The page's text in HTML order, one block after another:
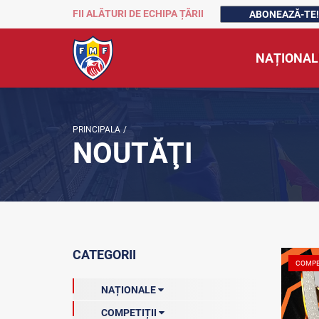
FII ALĂTURI DE ECHIPA ȚĂRII ABONEAZĂ-TE!
PRINCIPALA /
NOUTĂŢI
CATEGORII
NAȚIONALE
COMPETIȚII